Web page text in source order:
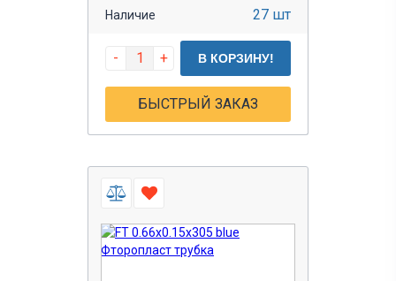
Наличие 27 шт
- + В КОРЗИНУ!
БЫСТРЫЙ ЗАКАЗ